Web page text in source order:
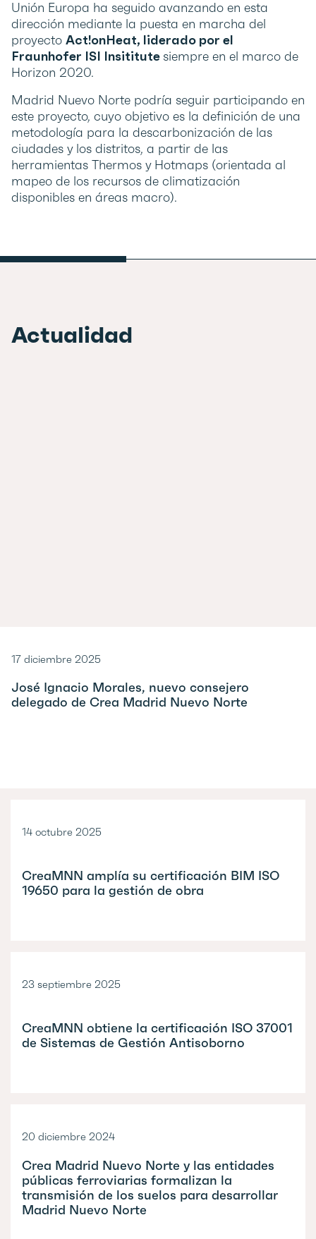
Unión Europa ha seguido avanzando en esta
dirección mediante la puesta en marcha del
proyecto Act!onHeat, liderado por el
Fraunhofer ISI Insititute siempre en el marco de
Horizon 2020.
Madrid Nuevo Norte podría seguir participando en
este proyecto, cuyo objetivo es la definición de una
metodología para la descarbonización de las
ciudades y los distritos, a partir de las
herramientas Thermos y Hotmaps (orientada al
mapeo de los recursos de climatización
disponibles en áreas macro).
Actualidad
17 diciembre 2025
José Ignacio Morales, nuevo consejero
delegado de Crea Madrid Nuevo Norte
14 octubre 2025
CreaMNN amplía su certificación BIM ISO
19650 para la gestión de obra
23 septiembre 2025
CreaMNN obtiene la certificación ISO 37001
de Sistemas de Gestión Antisoborno
20 diciembre 2024
Crea Madrid Nuevo Norte y las entidades
públicas ferroviarias formalizan la
transmisión de los suelos para desarrollar
Madrid Nuevo Norte